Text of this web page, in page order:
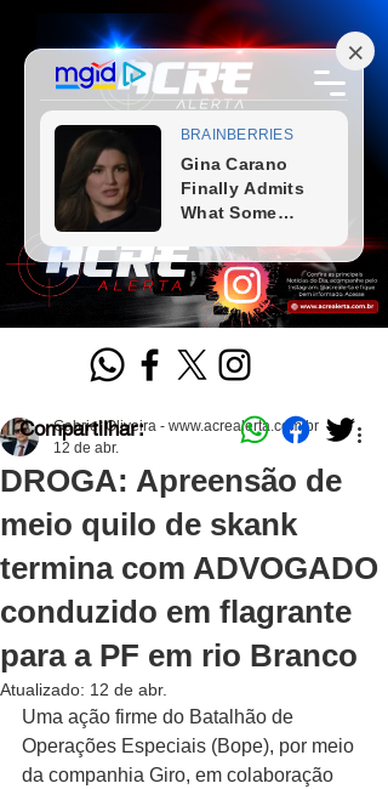
DROGA: Apreensão de
meio quilo de skank
termina com ADVOGADO
conduzido em flagrante
para a PF em rio Branco
Gabriel Oliveira - www.acrealerta.com.br
12 de abr.
Atualizado: 12 de abr.
Uma ação firme do Batalhão de
Operações Especiais (Bope), por meio
da companhia Giro, em colaboração
Compartilhar: